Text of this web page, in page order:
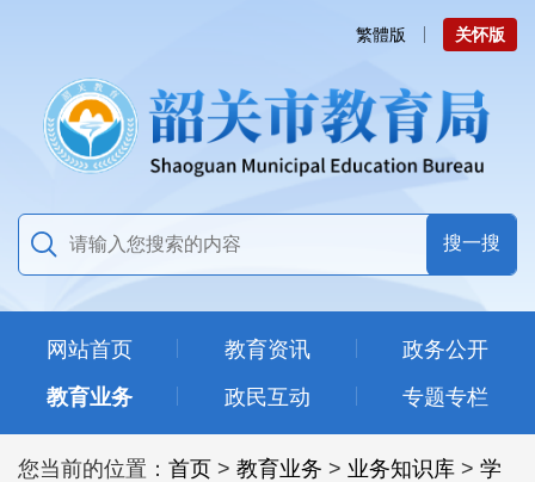
繁體版 关怀版
网站首页 教育资讯
政务公开
教育业务
政民互动 专题专栏
您当前的位置： 首页 > 教育业务 > 业务知识库 > 学